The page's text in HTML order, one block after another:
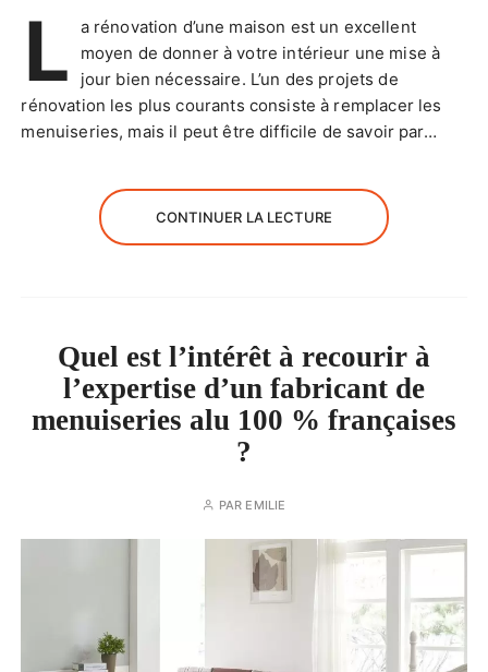
L
a rénovation d’une maison est un excellent
moyen de donner à votre intérieur une mise à
jour bien nécessaire. L’un des projets de
rénovation les plus courants consiste à remplacer les
menuiseries, mais il peut être difficile de savoir par…
CONTINUER LA LECTURE
Quel est l’intérêt à recourir à
l’expertise d’un fabricant de
menuiseries alu 100 % françaises
?
PAR EMILIE